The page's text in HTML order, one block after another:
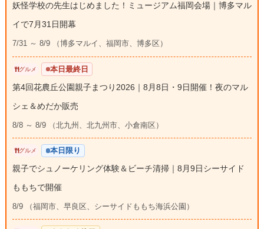
妖怪学校の先生はじめました！ミュージアム福岡会場｜博多マル
イで7月31日開幕
7/31 ～ 8/9 （博多マルイ、福岡市、博多区）
グルメ 本日最終日
第4回花農丘公園親子まつり2026｜8月8日・9日開催！夜のマル
シェ＆めだか販売
8/8 ～ 8/9 （北九州、北九州市、小倉南区）
グルメ 本日限り
親子でシュノーケリング体験＆ビーチ清掃｜8月9日シーサイド
ももちで開催
8/9 （福岡市、早良区、シーサイドももち海浜公園）